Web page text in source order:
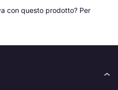
con questo prodotto? Per